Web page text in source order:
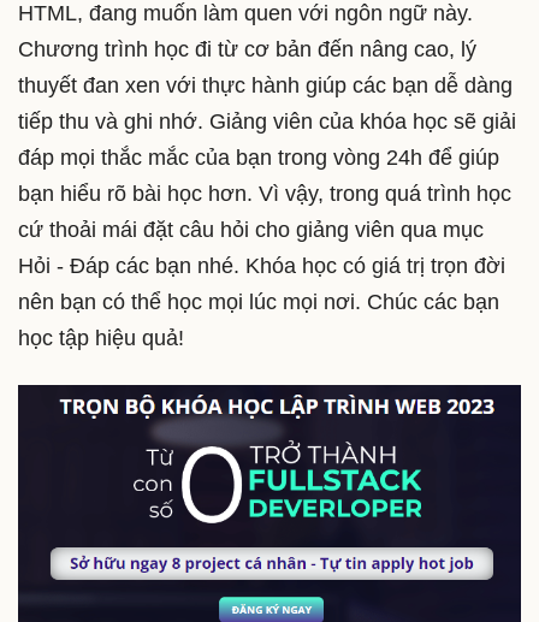
HTML, đang muốn làm quen với ngôn ngữ này.
Chương trình học đi từ cơ bản đến nâng cao, lý
thuyết đan xen với thực hành giúp các bạn dễ dàng
tiếp thu và ghi nhớ. Giảng viên của khóa học sẽ giải
đáp mọi thắc mắc của bạn trong vòng 24h để giúp
bạn hiểu rõ bài học hơn. Vì vậy, trong quá trình học
cứ thoải mái đặt câu hỏi cho giảng viên qua mục
Hỏi - Đáp các bạn nhé. Khóa học có giá trị trọn đời
nên bạn có thể học mọi lúc mọi nơi. Chúc các bạn
học tập hiệu quả!